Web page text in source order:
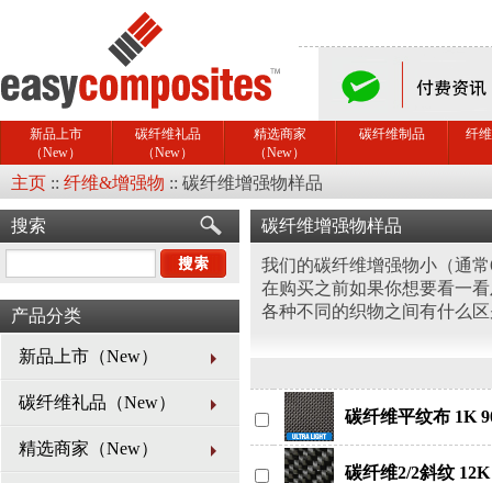
新品上市
（New）
碳纤维礼品
（New）
精选商家
（New）
碳纤维制品 纤
主页 :: 纤维&增强物 :: 碳纤维增强物样品
搜索
产品分类
新品上市（New）
碳纤维礼品（New）
精选商家（New）
碳纤维增强物样品
我们的碳纤维增强物小（通
在购买之前如果你想要看一
各种不同的织物之间有什么
碳纤维平纹布 1K
碳纤维2/2斜纹